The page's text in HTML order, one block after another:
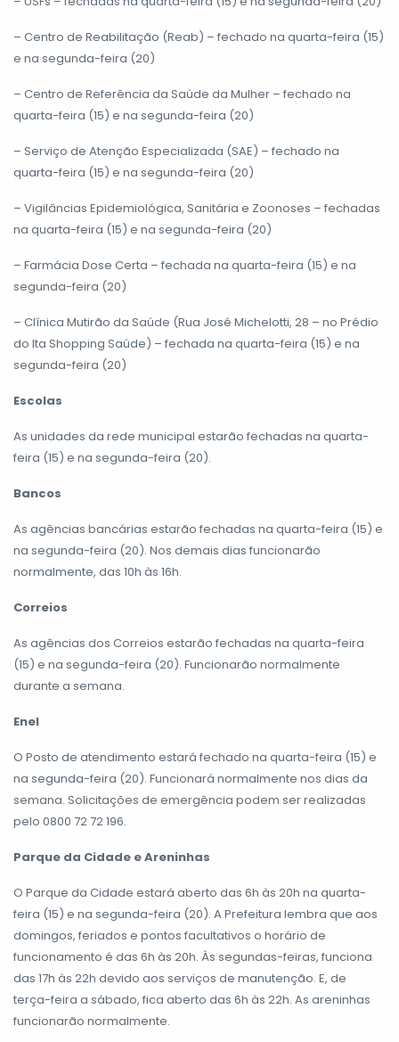
– Centro de Reabilitação (Reab) – fechado na quarta-feira (15)
e na segunda-feira (20)
– Centro de Referência da Saúde da Mulher – fechado na
quarta-feira (15) e na segunda-feira (20)
– Serviço de Atenção Especializada (SAE) – fechado na
quarta-feira (15) e na segunda-feira (20)
– Vigilâncias Epidemiológica, Sanitária e Zoonoses – fechadas
na quarta-feira (15) e na segunda-feira (20)
– Farmácia Dose Certa – fechada na quarta-feira (15) e na
segunda-feira (20)
– Clínica Mutirão da Saúde (Rua José Michelotti, 28 – no Prédio
do Ita Shopping Saúde) – fechada na quarta-feira (15) e na
segunda-feira (20)
Escolas
As unidades da rede municipal estarão fechadas na quarta-
feira (15) e na segunda-feira (20).
Bancos
As agências bancárias estarão fechadas na quarta-feira (15) e
na segunda-feira (20). Nos demais dias funcionarão
normalmente, das 10h às 16h.
Correios
As agências dos Correios estarão fechadas na quarta-feira
(15) e na segunda-feira (20). Funcionarão normalmente
durante a semana.
Enel
O Posto de atendimento estará fechado na quarta-feira (15) e
na segunda-feira (20). Funcionará normalmente nos dias da
semana. Solicitações de emergência podem ser realizadas
pelo 0800 72 72 196.
Parque da Cidade e Areninhas
O Parque da Cidade estará aberto das 6h às 20h na quarta-
feira (15) e na segunda-feira (20). A Prefeitura lembra que aos
domingos, feriados e pontos facultativos o horário de
funcionamento é das 6h às 20h. Às segundas-feiras, funciona
das 17h às 22h devido aos serviços de manutenção. E, de
terça-feira a sábado, fica aberto das 6h às 22h. As areninhas
funcionarão normalmente.